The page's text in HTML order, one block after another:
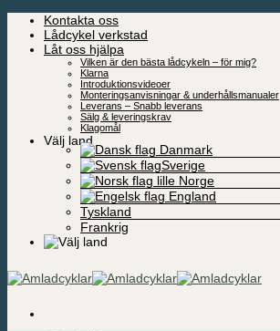
Skip
content
Kontakta oss
Lådcykel verkstad
Låt oss hjälpa
Vilken är den bästa lådcykeln – för mig?
Klarna
Introduktionsvideoer
Monteringsanvisningar & underhållsmanualer
Leverans – Snabb leverans
Sälg & leveringskrav
Klagomål
Välj land
Danmark
Sverige
Norge
England
Tyskland
Frankrig